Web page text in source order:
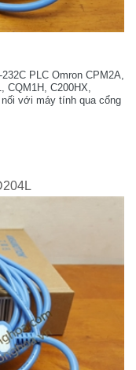
PLC Omron CPM2A,
CQM1H, C200HX,
với máy tính qua cổng